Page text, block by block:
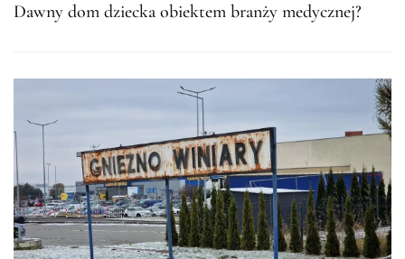
Dawny dom dziecka obiektem branży medycznej?